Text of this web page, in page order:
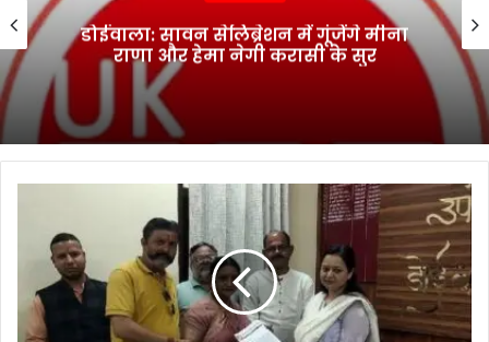
डोईवाला: सावन सेलिब्रेशन में गूंजेंगे मीना
राणा और हेमा नेगी करासी के सुर